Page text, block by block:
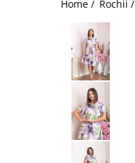
Home / Rochii /